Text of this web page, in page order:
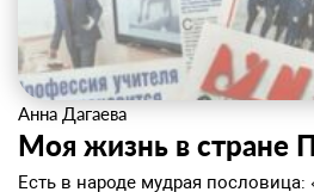
Анна Дагаева
Моя жизнь в стране
​Есть в народе мудрая